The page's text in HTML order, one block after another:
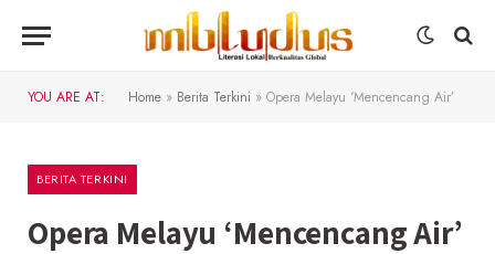
YOU ARE AT: Home » Berita Terkini » Opera Melayu ‘Mencencang Air’
BERITA TERKINI
Opera Melayu ‘Mencencang Air’